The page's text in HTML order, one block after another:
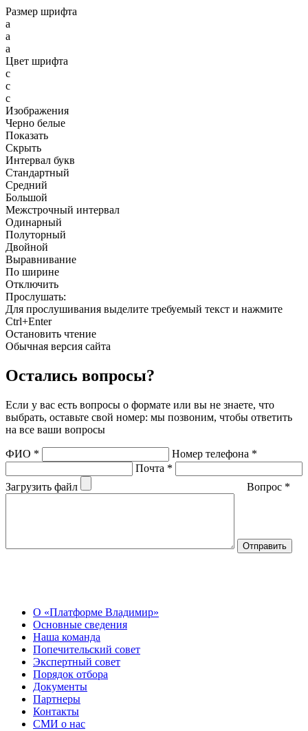
Размер шрифта
a
a
a
Цвет шрифта
c
c
c
Изображения
Черно белые
Показать
Скрыть
Интервал букв
Стандартный
Средний
Большой
Межстрочный интервал
Одинарный
Полуторный
Двойной
Выравнивание
По ширине
Отключить
Прослушать:
Для прослушивания выделите требуемый текст и нажмите
Ctrl+Enter
Остановить чтение
Обычная версия сайта
Остались вопросы?
Если у вас есть вопросы о формате или вы не знаете, что
выбрать, оставьте свой номер: мы позвоним, чтобы ответить
на все ваши вопросы
ФИО * Номер телефона *
Почта *
Загрузить файл
Вопрос *
О «Платформе Владимир»
Основные сведения
Наша команда
Попечительский совет
Экспертный совет
Порядок отбора
Документы
Партнеры
Контакты
СМИ о нас